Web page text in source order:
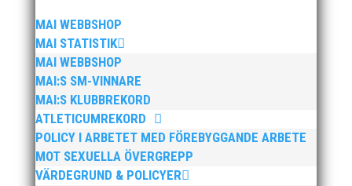
MAI WEBBSHOP
MAI STATISTIK
MAI WEBBSHOP
MAI:S SM-VINNARE
MAI:S KLUBBREKORD
ATLETICUMREKORD
POLICY I ARBETET MED FÖREBYGGANDE ARBETE
MOT SEXUELLA ÖVERGREPP
VÄRDEGRUND & POLICYER
Tävling". Det blev en härlig tävlingshelg med många
fina resultat med över 1650...
Efter en noggrann och lång rekryteringsprocess är vi
glada att kunna välkomna vår nya klubbdirektör,